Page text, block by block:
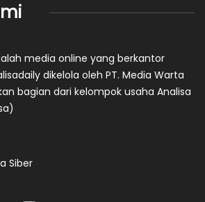
media online yang berkantor
dikelola oleh PT. Media Warta
bagian dari kelompok usaha Analisa
Siber